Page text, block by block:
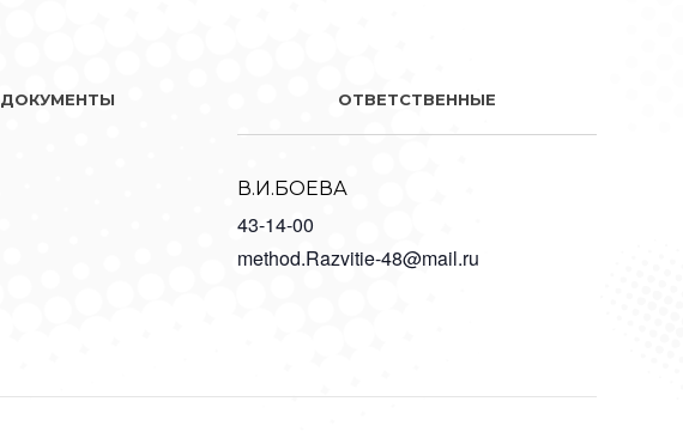
ДОКУМЕНТЫ ОТВЕТСТВЕННЫЕ
В.И.БОЕВА
43-14-00
method.Razvitie-48@mail.ru